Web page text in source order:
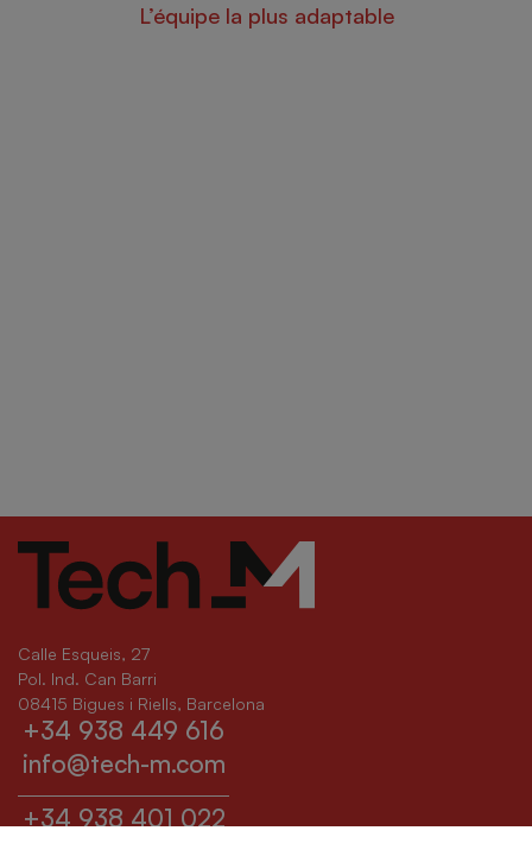
L’équipe la plus adaptable
Calle Esqueis, 27
Pol. Ind. Can Barri
08415 Bigues i Riells, Barcelona
+34 938 449 616
info@tech-m.com
+34 938 401 022